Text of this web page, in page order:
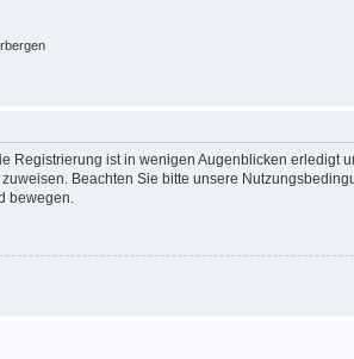
Registrierung ist in wenigen Augenblicken erledigt
Beachten Sie bitte unsere
bewegen.